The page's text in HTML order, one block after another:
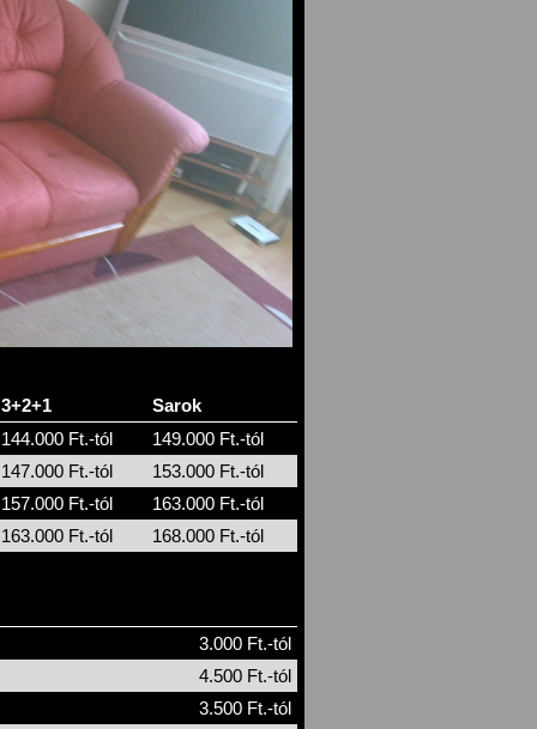
3+2+1
Sarok
144.000 Ft.-tól
149.000 Ft.-tól
147.000 Ft.-tól
153.000 Ft.-tól
157.000 Ft.-tól
163.000 Ft.-tól
163.000 Ft.-tól 168.000 Ft.-tól
3.000 Ft.-tól
4.500 Ft.-tól
3.500 Ft.-tól